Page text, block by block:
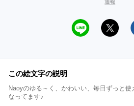
通報
この絵文字の説明
Naoyのゆる～く、かわいい、毎日ずっと
なってます♪